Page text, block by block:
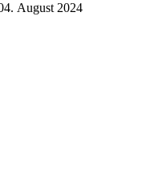
August 2024